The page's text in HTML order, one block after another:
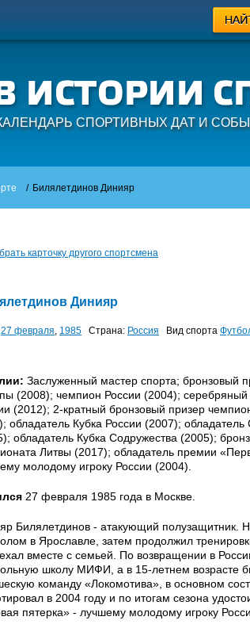
СПОРТИВНЫХ ДАТ И
/ Билялетдинов Динияр
карточку другого спортсмена
Динияр
27 февраля, 1985 Страна: Россия Вид спорта
Заслуженный мастер спорта; бронзовый
(2008); чемпион России (2004); серебряный
(2012); 2-кратный бронзовый призер
обладатель Кубка России (2007); обладатель
обладатель Кубка Содружества (2005);
Литвы (2017); обладатель премии
молодому игроку России (2004).
27 февраля 1985 года в Москве.
Билялетдинов - атакующий полузащитник.
в Ярославле, затем продолжил
вместе с семьей. По возвращении в
школу МИФИ, а в 15-летнем возрасте
команду «Локомотива», в основном
в 2004 году и по итогам сезона
пятерка» - лучшему молодому игроку